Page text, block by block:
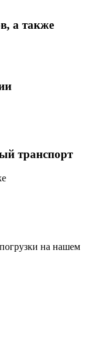
а также
транспорт
на нашем